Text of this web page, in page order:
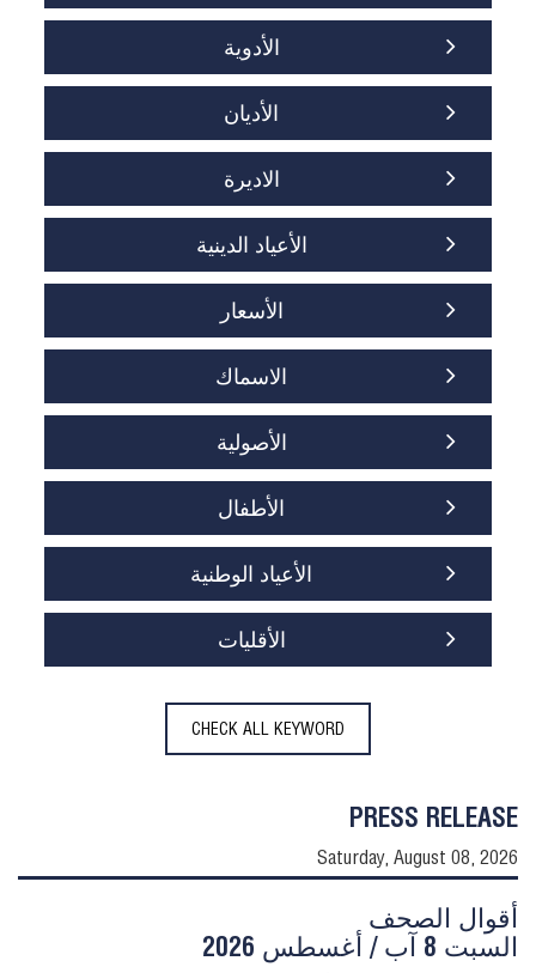
الأدوية
الأديان
الاديرة
الأعياد الدينية
الأسعار
الاسماك
الأصولية
الأطفال
الأعياد الوطنية
الأقليات
CHECK ALL KEYWORD
PRESS RELEASE
Saturday, August 08, 2026
أقوال الصحف
السبت 8 آب / أغسطس 2026